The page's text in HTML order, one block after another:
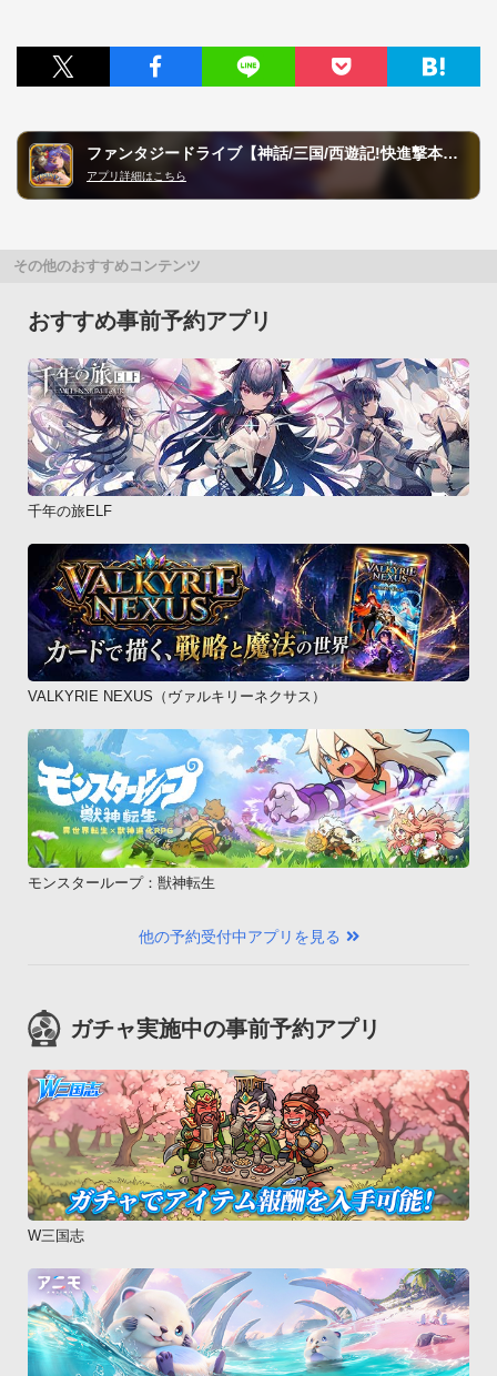
ファンタジードライブ【神話/三国/西遊記!快進撃本格RPG!】
アプリ詳細はこちら
その他のおすすめコンテンツ
おすすめ事前予約アプリ
千年の旅ELF
VALKYRIE NEXUS（ヴァルキリーネクサス）
モンスターループ：獣神転生
他の予約受付中アプリを見る
ガチャ実施中の事前予約アプリ
W三国志